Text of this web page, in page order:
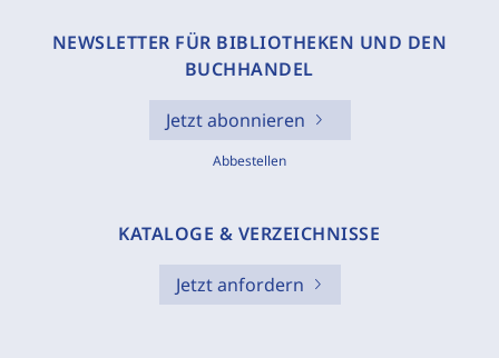
NEWSLETTER FÜR BIBLIOTHEKEN UND DEN
BUCHHANDEL
Jetzt abonnieren
Abbestellen
KATALOGE & VERZEICHNISSE
Jetzt anfordern